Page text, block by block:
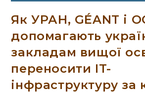
Як УРАН, GÉANT і
допомагають
закладам вищої
переносити IT-
інфраструктуру за